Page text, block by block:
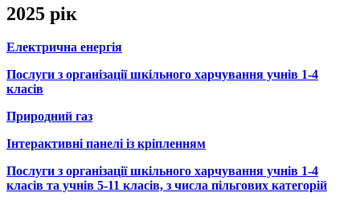
2025 рік
Електрична енергія
Послуги з організації шкільного харчування учнів 1-4
класів
Природний газ
Інтерактивні панелі із кріпленням
Послуги з організації шкільного харчування учнів 1-4
класів та учнів 5-11 класів, з числа пільгових категорій